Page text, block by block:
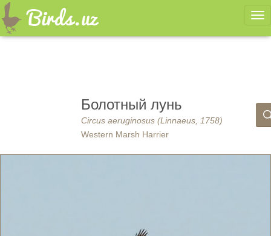
Болотный лунь
Circus aeruginosus (Linnaeus, 1758)
Western Marsh Harrier